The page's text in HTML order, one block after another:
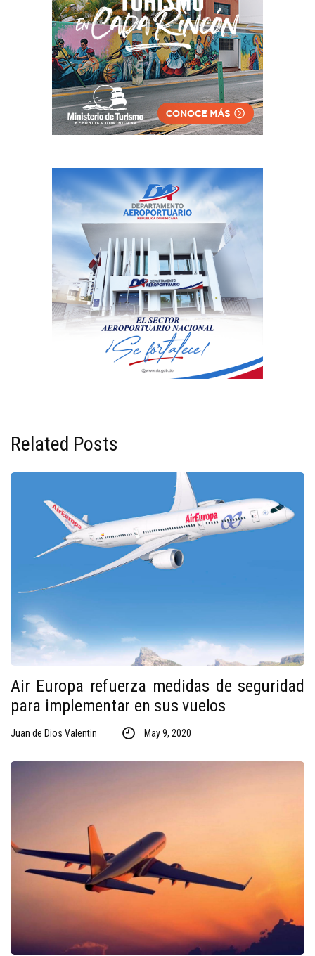
Related Posts
Air Europa refuerza medidas de seguridad
para implementar en sus vuelos
Juan de Dios Valentin May 9, 2020